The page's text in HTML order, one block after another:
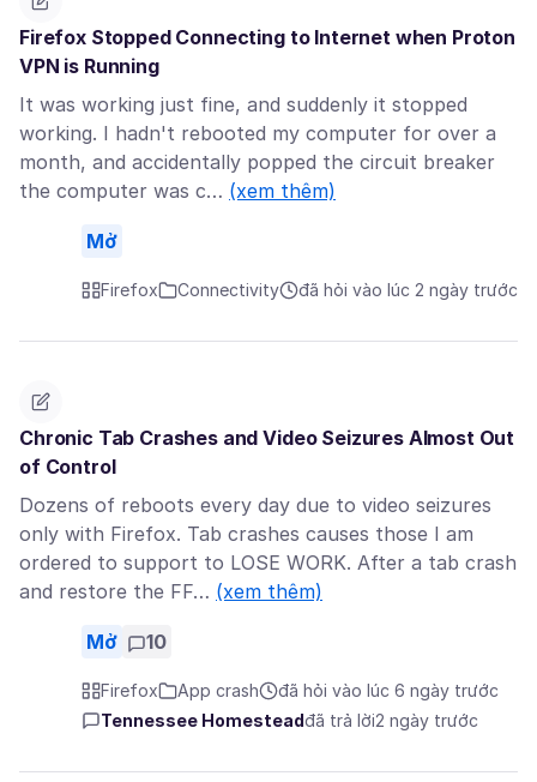
Firefox Stopped Connecting to Internet when Proton
VPN is Running
It was working just fine, and suddenly it stopped
working. I hadn't rebooted my computer for over a
month, and accidentally popped the circuit breaker
the computer was c… (xem thêm)
Mở
Firefox Connectivity đã hỏi vào lúc 2 ngày trước
Chronic Tab Crashes and Video Seizures Almost Out
of Control
Dozens of reboots every day due to video seizures
only with Firefox. Tab crashes causes those I am
ordered to support to LOSE WORK. After a tab crash
and restore the FF… (xem thêm)
Mở 10
Firefox App crash
đã hỏi vào lúc 6 ngày trước
Tennessee Homesteadđã trả lời2 ngày trước